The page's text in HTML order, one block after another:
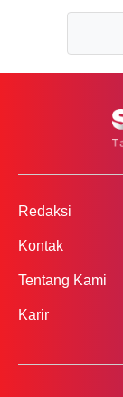
Redaksi
Kontak
Tentang Kami
Karir